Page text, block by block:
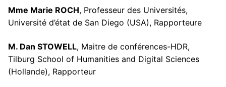
Mme Marie ROCH, Professeur des Universités,
Université d’état de San Diego (USA), Rapporteure
M. Dan STOWELL, Maitre de conférences-HDR,
Tilburg School of Humanities and Digital Sciences
(Hollande), Rapporteur